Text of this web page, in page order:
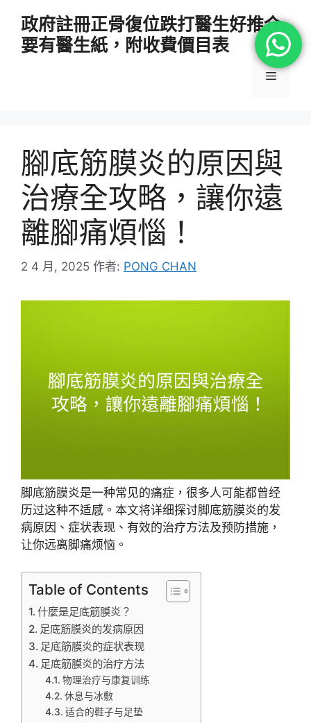
政府註冊正骨復位跌打醫生好推介
要有醫生紙，附收費價目表
選
腳底筋膜炎的原因與
治療全攻略，讓你遠
離腳痛煩惱！
2 4 月, 2025 作者: PONG CHAN
脚底筋膜炎是一种常见的痛症，很多人可能都曾经
历过这种不适感。本文将详细探讨脚底筋膜炎的发
病原因、症状表现、有效的治疗方法及预防措施，
让你远离脚痛烦恼。
Table of Contents
什麼是足底筋膜炎？
足底筋膜炎的发病原因
足底筋膜炎的症状表现
足底筋膜炎的治疗方法
物理治疗与康复训练
休息与冰敷
适合的鞋子与足垫